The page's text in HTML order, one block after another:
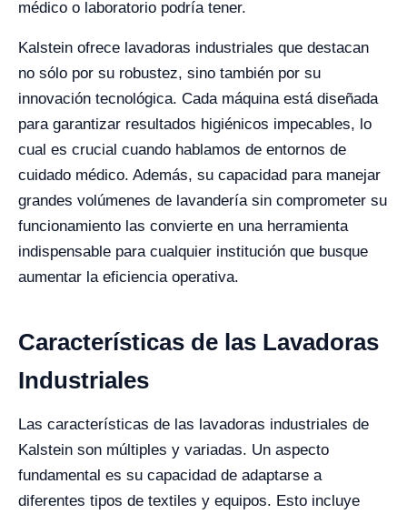
médico o laboratorio podría tener.
Kalstein ofrece lavadoras industriales que destacan
no sólo por su robustez, sino también por su
innovación tecnológica. Cada máquina está diseñada
para garantizar resultados higiénicos impecables, lo
cual es crucial cuando hablamos de entornos de
cuidado médico. Además, su capacidad para manejar
grandes volúmenes de lavandería sin comprometer su
funcionamiento las convierte en una herramienta
indispensable para cualquier institución que busque
aumentar la eficiencia operativa.
Características de las Lavadoras
Industriales
Las características de las lavadoras industriales de
Kalstein son múltiples y variadas. Un aspecto
fundamental es su capacidad de adaptarse a
diferentes tipos de textiles y equipos. Esto incluye